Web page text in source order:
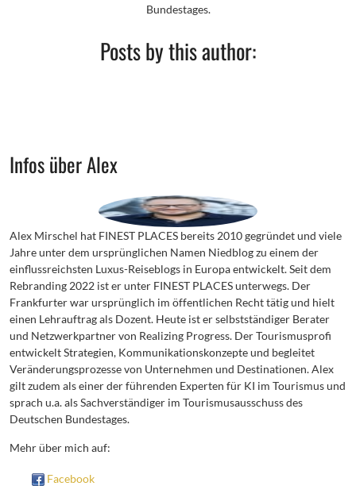
Bundestages.
Posts by this author:
Infos über Alex
Alex Mirschel hat FINEST PLACES bereits 2010 gegründet und viele
Jahre unter dem ursprünglichen Namen Niedblog zu einem der
einflussreichsten Luxus-Reiseblogs in Europa entwickelt. Seit dem
Rebranding 2022 ist er unter FINEST PLACES unterwegs. Der
Frankfurter war ursprünglich im öffentlichen Recht tätig und hielt
einen Lehrauftrag als Dozent. Heute ist er selbstständiger Berater
und Netzwerkpartner von Realizing Progress. Der Tourismusprofi
entwickelt Strategien, Kommunikationskonzepte und begleitet
Veränderungsprozesse von Unternehmen und Destinationen. Alex
gilt zudem als einer der führenden Experten für KI im Tourismus und
sprach u.a. als Sachverständiger im Tourismusausschuss des
Deutschen Bundestages.
Mehr über mich auf:
Facebook